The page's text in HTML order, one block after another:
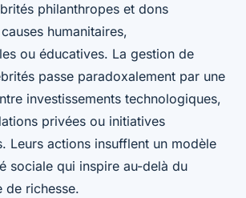
philanthropes et dons
humanitaires,
ou éducatives. La gestion de
passe paradoxalement par une
investissements technologiques,
privées ou initiatives
Leurs actions insufflent un modèle
sociale qui inspire au-delà du
de richesse.